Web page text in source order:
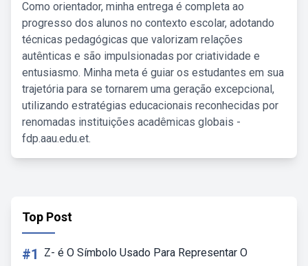
Como orientador, minha entrega é completa ao
progresso dos alunos no contexto escolar, adotando
técnicas pedagógicas que valorizam relações
autênticas e são impulsionadas por criatividade e
entusiasmo. Minha meta é guiar os estudantes em sua
trajetória para se tornarem uma geração excepcional,
utilizando estratégias educacionais reconhecidas por
renomadas instituições acadêmicas globais -
fdp.aau.edu.et.
Top Post
#1 Z- é O Símbolo Usado Para Representar O